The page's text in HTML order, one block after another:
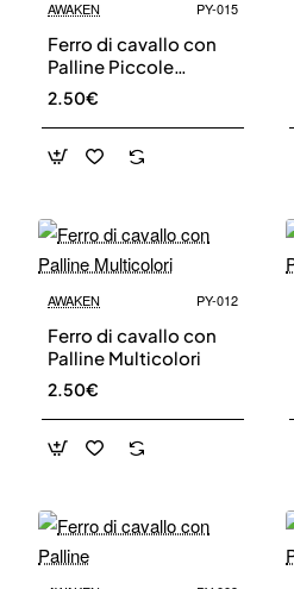
address
AWAKEN PY-015
Ferro di cavallo con
Palline Piccole
Multicolori
2.50€
AWAKEN PY-012
Ferro di cavallo con
Palline Multicolori
2.50€